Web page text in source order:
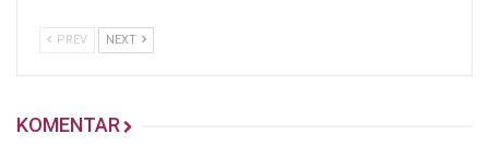
PREV NEXT
KOMENTAR